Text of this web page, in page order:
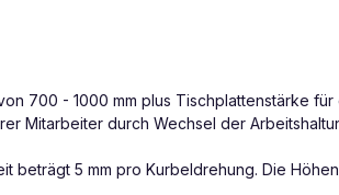
700 - 1000 mm plus Tischplattenstärke für
Mitarbeiter durch Wechsel der
5 mm pro Kurbeldrehung. Die